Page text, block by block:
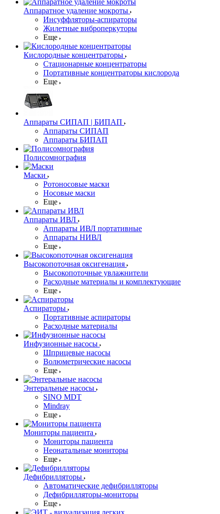
Аппаратное удаление мокроты
Инсуффляторы-аспираторы
Жилетные виброперкуторы
Еще
Кислородные концентраторы
Стационарные концентраторы
Портативные концентраторы кислорода
Еще
Аппараты СИПАП | БИПАП
Аппараты СИПАП
Аппараты БИПАП
Полисомнография
Маски
Ротоносовые маски
Носовые маски
Еще
Аппараты ИВЛ
Аппараты ИВЛ портативные
Аппараты НИВЛ
Еще
Высокопоточная оксигенация
Высокопоточные увлажнители
Расходные материалы и комплектующие
Еще
Аспираторы
Портативные аспираторы
Расходные материалы
Инфузионные насосы
Шприцевые насосы
Волюметрические насосы
Еще
Энтеральные насосы
SINO MDT
Mindray
Еще
Мониторы пациента
Мониторы пациента
Неонатальные мониторы
Еще
Дефибрилляторы
Автоматические дефибрилляторы
Дефибрилляторы-мониторы
Еще